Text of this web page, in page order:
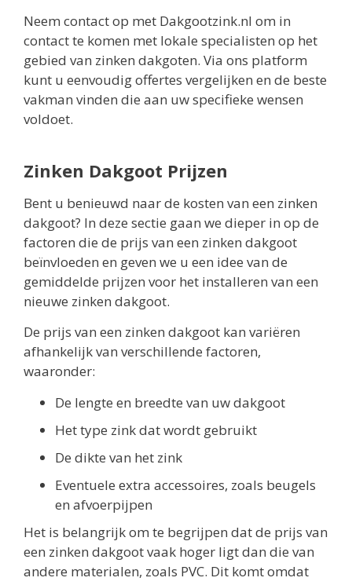
Neem contact op met Dakgootzink.nl om in
contact te komen met lokale specialisten op het
gebied van zinken dakgoten. Via ons platform
kunt u eenvoudig offertes vergelijken en de beste
vakman vinden die aan uw specifieke wensen
voldoet.
Zinken Dakgoot Prijzen
Bent u benieuwd naar de kosten van een zinken
dakgoot? In deze sectie gaan we dieper in op de
factoren die de prijs van een zinken dakgoot
beïnvloeden en geven we u een idee van de
gemiddelde prijzen voor het installeren van een
nieuwe zinken dakgoot.
De prijs van een zinken dakgoot kan variëren
afhankelijk van verschillende factoren,
waaronder:
De lengte en breedte van uw dakgoot
Het type zink dat wordt gebruikt
De dikte van het zink
Eventuele extra accessoires, zoals beugels
en afvoerpijpen
Het is belangrijk om te begrijpen dat de prijs van
een zinken dakgoot vaak hoger ligt dan die van
andere materialen, zoals PVC. Dit komt omdat